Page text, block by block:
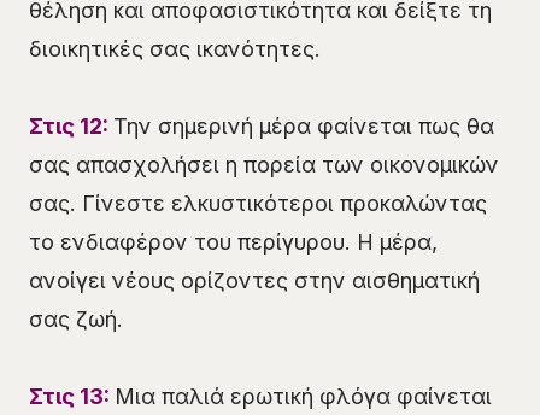
θέληση και αποφασιστικότητα και δείξτε τη
διοικητικές σας ικανότητες.
Στις 12: Την σημερινή μέρα φαίνεται πως θα
σας απασχολήσει η πορεία των οικονομικών
σας. Γίνεστε ελκυστικότεροι προκαλώντας
το ενδιαφέρον του περίγυρου. Η μέρα,
ανοίγει νέους ορίζοντες στην αισθηματική
σας ζωή.
Στις 13: Μια παλιά ερωτική φλόγα φαίνεται